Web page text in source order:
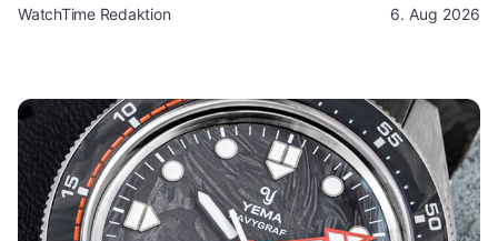
WatchTime Redaktion 6. Aug 2026